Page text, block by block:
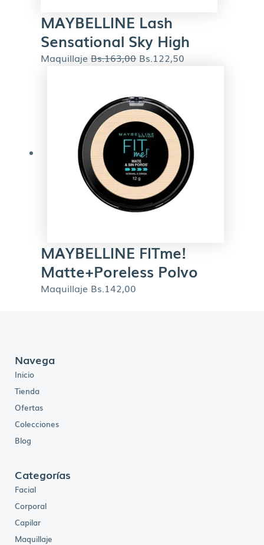
MAYBELLINE Lash
Sensational Sky High
MaquillajeBs.163,00 Bs.122,50
MAYBELLINE FITme!
Matte+Poreless Polvo
Maquillaje Bs.142,00
Navega
Inicio
Tienda
Ofertas
Colecciones
Blog
Categorías
Facial
Corporal
Capilar
Maquillaje